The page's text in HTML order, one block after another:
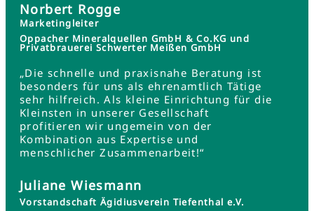
Norbert Rogge
Marketingleiter
Oppacher Mineralquellen GmbH & Co.KG und
Privatbrauerei Schwerter Meißen GmbH
„Die schnelle und praxisnahe Beratung ist
besonders für uns als ehrenamtlich Tätige
sehr hilfreich. Als kleine Einrichtung für die
Kleinsten in unserer Gesellschaft
profitieren wir ungemein von der
Kombination aus Expertise und
menschlicher Zusammenarbeit!“
Juliane Wiesmann
Vorstandschaft Ägidiusverein Tiefenthal e.V.